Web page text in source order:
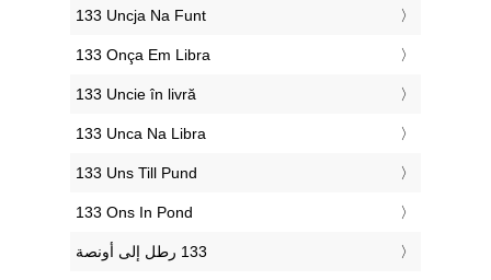
‎133 Uncja Na Funt
‎133 Onça Em Libra
‎133 Uncie în livră
‎133 Unca Na Libra
‎133 Uns Till Pund
‎133 Ons In Pond